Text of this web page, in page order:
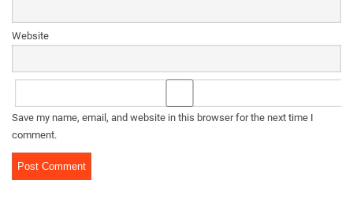
Website
Save my name, email, and website in this browser for the next time I
comment.